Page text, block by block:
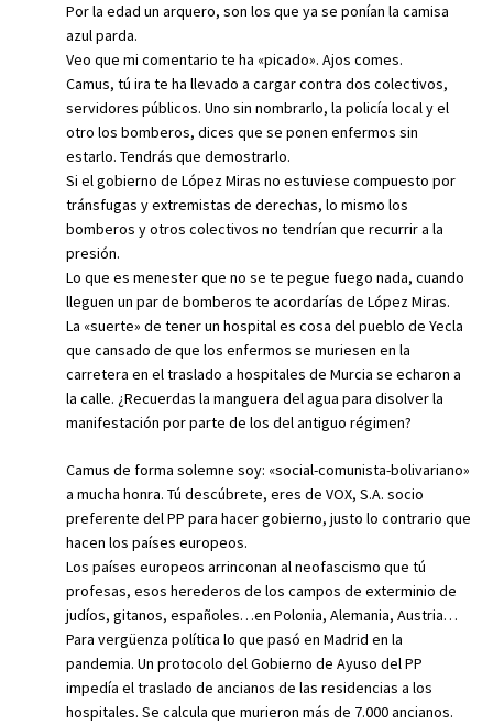
Por la edad un arquero, son los que ya se ponían la camisa
azul parda.
Veo que mi comentario te ha «picado». Ajos comes.
Camus, tú ira te ha llevado a cargar contra dos colectivos,
servidores públicos. Uno sin nombrarlo, la policía local y el
otro los bomberos, dices que se ponen enfermos sin
estarlo. Tendrás que demostrarlo.
Si el gobierno de López Miras no estuviese compuesto por
tránsfugas y extremistas de derechas, lo mismo los
bomberos y otros colectivos no tendrían que recurrir a la
presión.
Lo que es menester que no se te pegue fuego nada, cuando
lleguen un par de bomberos te acordarías de López Miras.
La «suerte» de tener un hospital es cosa del pueblo de Yecla
que cansado de que los enfermos se muriesen en la
carretera en el traslado a hospitales de Murcia se echaron a
la calle. ¿Recuerdas la manguera del agua para disolver la
manifestación por parte de los del antiguo régimen?
Camus de forma solemne soy: «social-comunista-bolivariano»
a mucha honra. Tú descúbrete, eres de VOX, S.A. socio
preferente del PP para hacer gobierno, justo lo contrario que
hacen los países europeos.
Los países europeos arrinconan al neofascismo que tú
profesas, esos herederos de los campos de exterminio de
judíos, gitanos, españoles…en Polonia, Alemania, Austria…
Para vergüenza política lo que pasó en Madrid en la
pandemia. Un protocolo del Gobierno de Ayuso del PP
impedía el traslado de ancianos de las residencias a los
hospitales. Se calcula que murieron más de 7.000 ancianos.